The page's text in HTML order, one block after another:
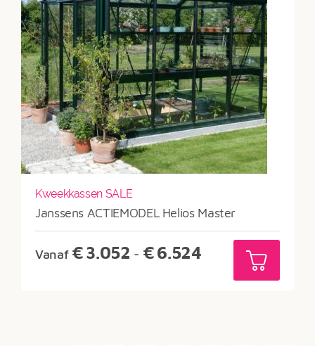
Kweekkassen SALE
Janssens ACTIEMODEL Helios Master
Vanaf €3.052 - €6.524 Prijsklasse: